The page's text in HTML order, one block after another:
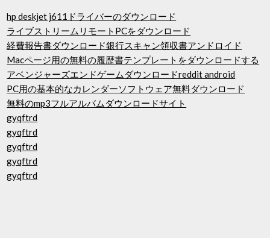
hp deskjet j611ドライバーのダウンロード
ライブストリームリモートPCをダウンロード
経費報告書ダウンロード銀行スキャン領収書アンドロイド
Macページ用の無料の履歴書テンプレートをダウンロードする
アベンジャーズエンドゲームダウンロードreddit android
PC用の基本的なカレンダーソフトウェア無料ダウンロード
無料のmp3フルアルバムダウンロードサイト
gyqftrd
gyqftrd
gyqftrd
gyqftrd
gyqftrd